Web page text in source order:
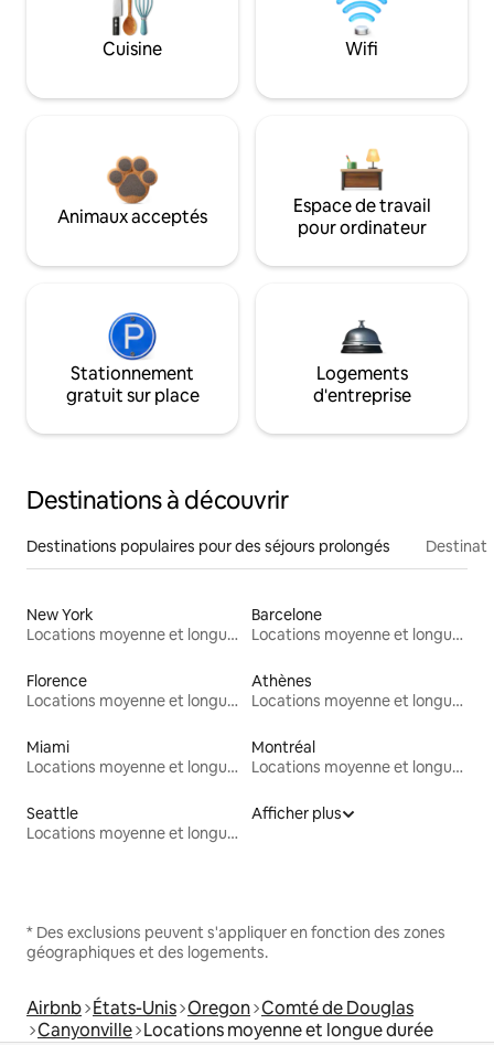
Cuisine Wifi
Animaux acceptés
Espace de travail
pour ordinateur
Stationnement
gratuit sur place
Logements
d'entreprise
Destinations à découvrir
Destinations populaires pour des séjours prolongés
New York
Locations moyenne et longue durée
Barcelone
Locations moyenne et longue durée
Florence
Locations moyenne et longue durée
Athènes
Locations moyenne et longue durée
Miami
Locations moyenne et longue durée
Montréal
Locations moyenne et longue durée
Seattle
Locations moyenne et longue durée
Afficher plus
* Des exclusions peuvent s'appliquer en fonction des zones
géographiques et des logements.
Airbnb États-Unis Oregon Comté de Douglas
Canyonville Locations moyenne et longue durée